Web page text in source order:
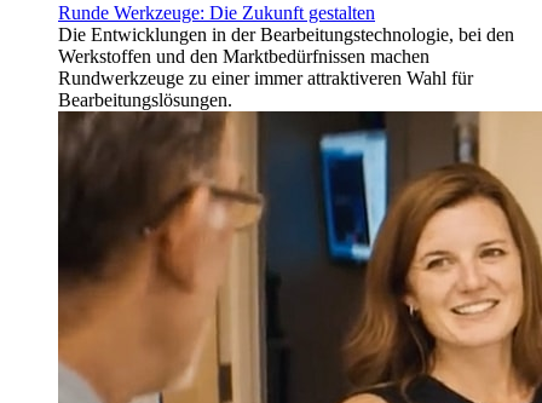
Runde Werkzeuge: Die Zukunft gestalten
Die Entwicklungen in der Bearbeitungstechnologie, bei den
Werkstoffen und den Marktbedürfnissen machen
Rundwerkzeuge zu einer immer attraktiveren Wahl für
Bearbeitungslösungen.